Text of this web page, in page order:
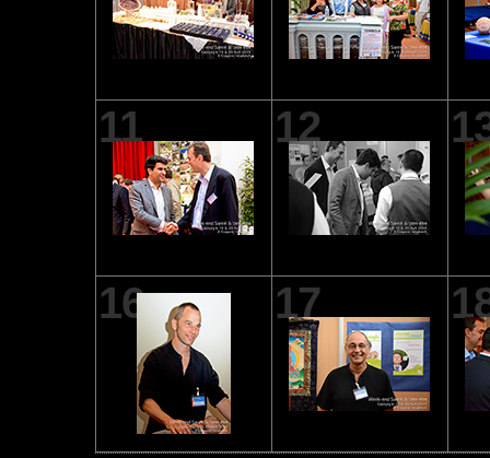
11 12
16 17